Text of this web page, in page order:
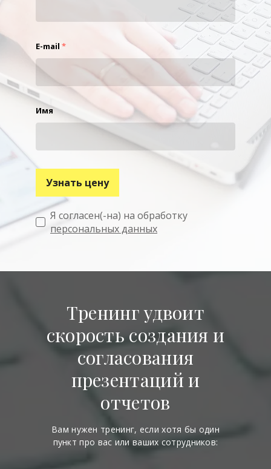
E-mail *
Имя
Узнать цену
Я согласен(-на) на обработку
персональных данных
Тренинг удвоит
скорость создания и
согласования
презентаций и
отчетов
Вам нужен тренинг, если хотя бы один
пункт про вас или ваших сотрудников: